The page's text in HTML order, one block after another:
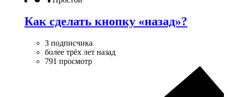
Как сделать кнопку «назад»?
3 подписчика
более трёх лет назад
791 просмотр